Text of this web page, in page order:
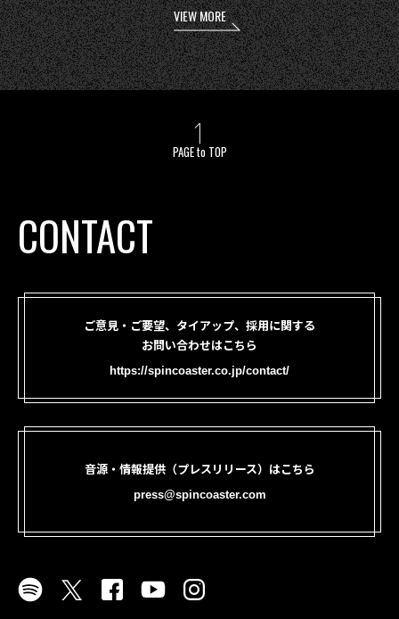
VIEW MORE
PAGE to TOP
CONTACT
ご意見・ご要望、タイアップ、採用に関する
お問い合わせはこちら
https://spincoaster.co.jp/contact/
音源・情報提供（プレスリリース）はこちら
press@spincoaster.com